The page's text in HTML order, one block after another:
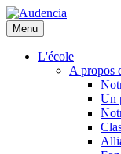
Aller
au
contenu
principal
Menu
L'école
A propos
Un